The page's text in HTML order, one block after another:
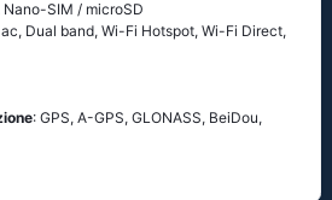
Nano-SIM / microSD
ac, Dual band, Wi-Fi Hotspot, Wi-Fi Direct,
: GPS, A-GPS, GLONASS, BeiDou,